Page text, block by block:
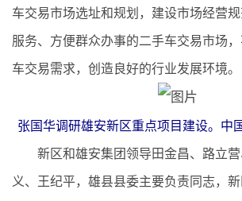
车交易市场选址和规划，建设市场经营
服务、方便群众办事的二手车交易市场
车交易需求，创造良好的行业发展环境。
张国华调研雄安新区重点项目建设。中
新区和雄安集团领导田金昌、路立营
义、王纪平，雄县县委主要负责同志，